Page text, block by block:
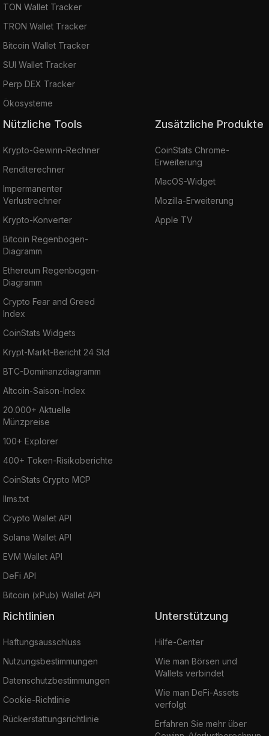
TON Wallet Tracker
TRON Wallet Tracker
Bitcoin Wallet Tracker
SUI Wallet Tracker
Perp DEX Tracker
Ökosysteme
Nützliche Tools
Krypto-Gewinn-Rechner
Renditerechner
Impermanenter
Verlustrechner
Krypto-Konverter
Bitcoin Regenbogen-
Diagramm
Ethereum Regenbogen-
Diagramm
Crypto Fear and Greed
Index
CoinStats Widgets
Krypt-Markt-Bericht 24 Std
BTC-Dominanzdiagramm
Altcoin-Saison-Index
20.000+ Aktuelle
Münzpreise
100+ Explorer
400+ Token-Risikoberichte
CoinStats Crypto MCP
llms.txt
Crypto Wallet API
Solana Wallet API
EVM Wallet API
DeFi API
Bitcoin (xPub) Wallet API
Zusätzliche Produkte
CoinStats Chrome-
Erweiterung
MacOS-Widget
Mozilla-Erweiterung
Apple TV
Richtlinien
Haftungsausschluss
Nutzungsbestimmungen
Datenschutzbestimmungen
Cookie-Richtlinie
Rückerstattungsrichtlinie
Unterstützung
Hilfe-Center
Wie man Börsen und
Wallets verbindet
Wie man DeFi-Assets
verfolgt
Erfahren Sie mehr über